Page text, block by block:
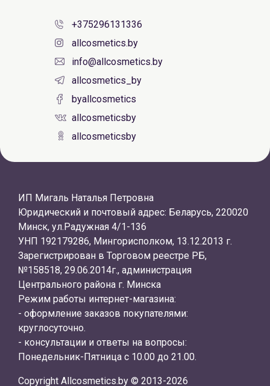
+375296131336
allcosmetics.by
info@allcosmetics.by
allcosmetics_by
byallcosmetics
allcosmeticsby
allcosmeticsby
ИП Мигаль Наталья Петровна
Юридический и почтовый адрес: Беларусь, 220020
Минск, ул.Радужная 4/1-136
УНП 192179286, Мингорисполком, 13.12.2013 г.
Зарегистрирован в Торговом реестре РБ,
№158518, 29.06.2014г., администрация
Центрального района г. Минска
Режим работы интернет-магазина:
- оформление заказов покупателями:
круглосуточно.
- консультации и ответы на вопросы:
Понедельник-Пятница с 10.00 до 21.00.
Copyright Allcosmetics.by © 2013-2026